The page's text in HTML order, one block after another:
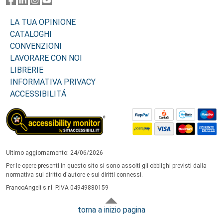
LA TUA OPINIONE
CATALOGHI
CONVENZIONI
LAVORARE CON NOI
LIBRERIE
INFORMATIVA PRIVACY
ACCESSIBILITÁ
Ultimo aggiornamento: 24/06/2026
Per le opere presenti in questo sito si sono assolti gli obblighi previsti dalla
normativa sul diritto d'autore e sui diritti connessi.
FrancoAngeli s.r.l. P.IVA 04949880159
torna a inizio pagina